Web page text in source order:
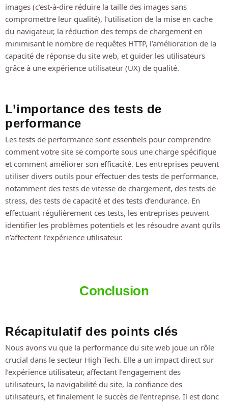
images (c’est-à-dire réduire la taille des images sans
compromettre leur qualité), l’utilisation de la mise en cache
du navigateur, la réduction des temps de chargement en
minimisant le nombre de requêtes HTTP, l’amélioration de la
capacité de réponse du site web, et guider les utilisateurs
grâce à une expérience utilisateur (UX) de qualité.
L’importance des tests de
performance
Les tests de performance sont essentiels pour comprendre
comment votre site se comporte sous une charge spécifique
et comment améliorer son efficacité. Les entreprises peuvent
utiliser divers outils pour effectuer des tests de performance,
notamment des tests de vitesse de chargement, des tests de
stress, des tests de capacité et des tests d’endurance. En
effectuant régulièrement ces tests, les entreprises peuvent
identifier les problèmes potentiels et les résoudre avant qu’ils
n’affectent l’expérience utilisateur.
Conclusion
Récapitulatif des points clés
Nous avons vu que la performance du site web joue un rôle
crucial dans le secteur High Tech. Elle a un impact direct sur
l’expérience utilisateur, affectant l’engagement des
utilisateurs, la navigabilité du site, la confiance des
utilisateurs, et finalement le succès de l’entreprise. Il est donc